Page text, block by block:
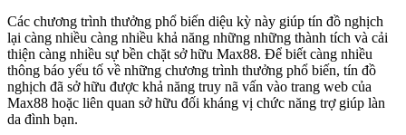
Các chương trình thưởng phổ biến diệu kỳ này giúp tín đồ nghịch
lại càng nhiều càng nhiều khả năng những những thành tích và cải
thiện càng nhiều sự bền chặt sở hữu Max88. Để biết càng nhiều
thông báo yếu tố về những chương trình thưởng phổ biến, tín đồ
nghịch đã sở hữu được khả năng truy nã vấn vào trang web của
Max88 hoặc liên quan sở hữu đối kháng vị chức năng trợ giúp làn
da đình bạn.